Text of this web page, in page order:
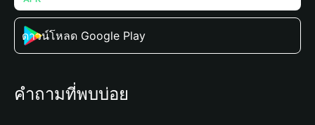
ดาวน์โหลด Google Play
คำถามที่พบบ่อย